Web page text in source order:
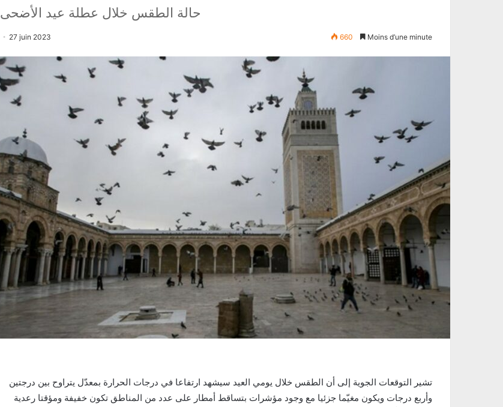
حالة الطقس خلال عطلة عيد الأضحى
27 juin 2023 660 Moins d’une minute
تشير التوقعات الجوية إلى أن الطقس خلال يومي العيد سيشهد ارتفاعا في درجات الحرارة بمعدّل يتراوح بين درجتين
وأربع درجات ويكون مغيّما جزئيا مع وجود مؤشرات بتساقط أمطار على عدد من المناطق تكون خفيفة ومؤقتا رعدية